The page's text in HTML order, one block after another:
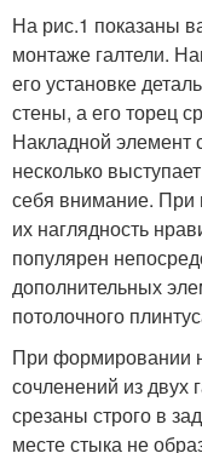
На рис.1 показаны
монтаже галтели.
его установке
стены, а его торец
Накладной элемент
несколько
себя внимание. При
их наглядность
популярен
дополнительных
потолочного
При формировании
сочленений из двух
срезаны строго в
месте стыка не